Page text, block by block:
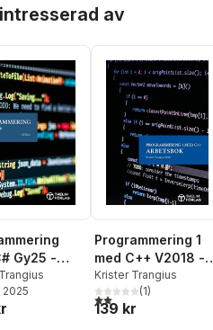
av
Gy25 -
2025
Programmering 1
med C++ V2018 -
Arbetsbok
Krister Trangius
2,0utav 5 stjärnor.
(1)
139 kr